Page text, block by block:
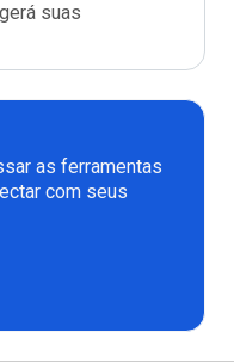
suas
as ferramentas
com seus